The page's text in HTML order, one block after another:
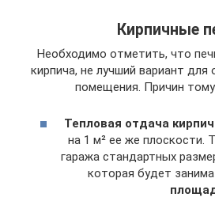
Кирпичные
Необходимо отметить, что
кирпича, не лучший вариант для
помещения. Причин
Тепловая отдача
на 1 м² ее же плоскости.
гаража стандартных
которая будет